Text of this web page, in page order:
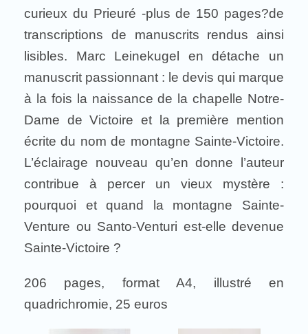
curieux du Prieuré -plus de 150 pages?de
transcriptions de manuscrits rendus ainsi
lisibles. Marc Leinekugel en détache un
manuscrit passionnant : le devis qui marque
à la fois la naissance de la chapelle Notre-
Dame de Victoire et la première mention
écrite du nom de montagne Sainte-Victoire.
L’éclairage nouveau qu’en donne l’auteur
contribue à percer un vieux mystère :
pourquoi et quand la montagne Sainte-
Venture ou Santo-Venturi est-elle devenue
Sainte-Victoire ?
206 pages, format A4, illustré en
quadrichromie, 25 euros